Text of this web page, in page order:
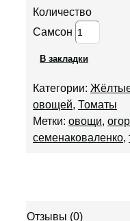
Количество
Самсон
В закладки
Категории:
овощей, Томаты
Метки: овощи,
семенаковаленко,
Отзывы (0)